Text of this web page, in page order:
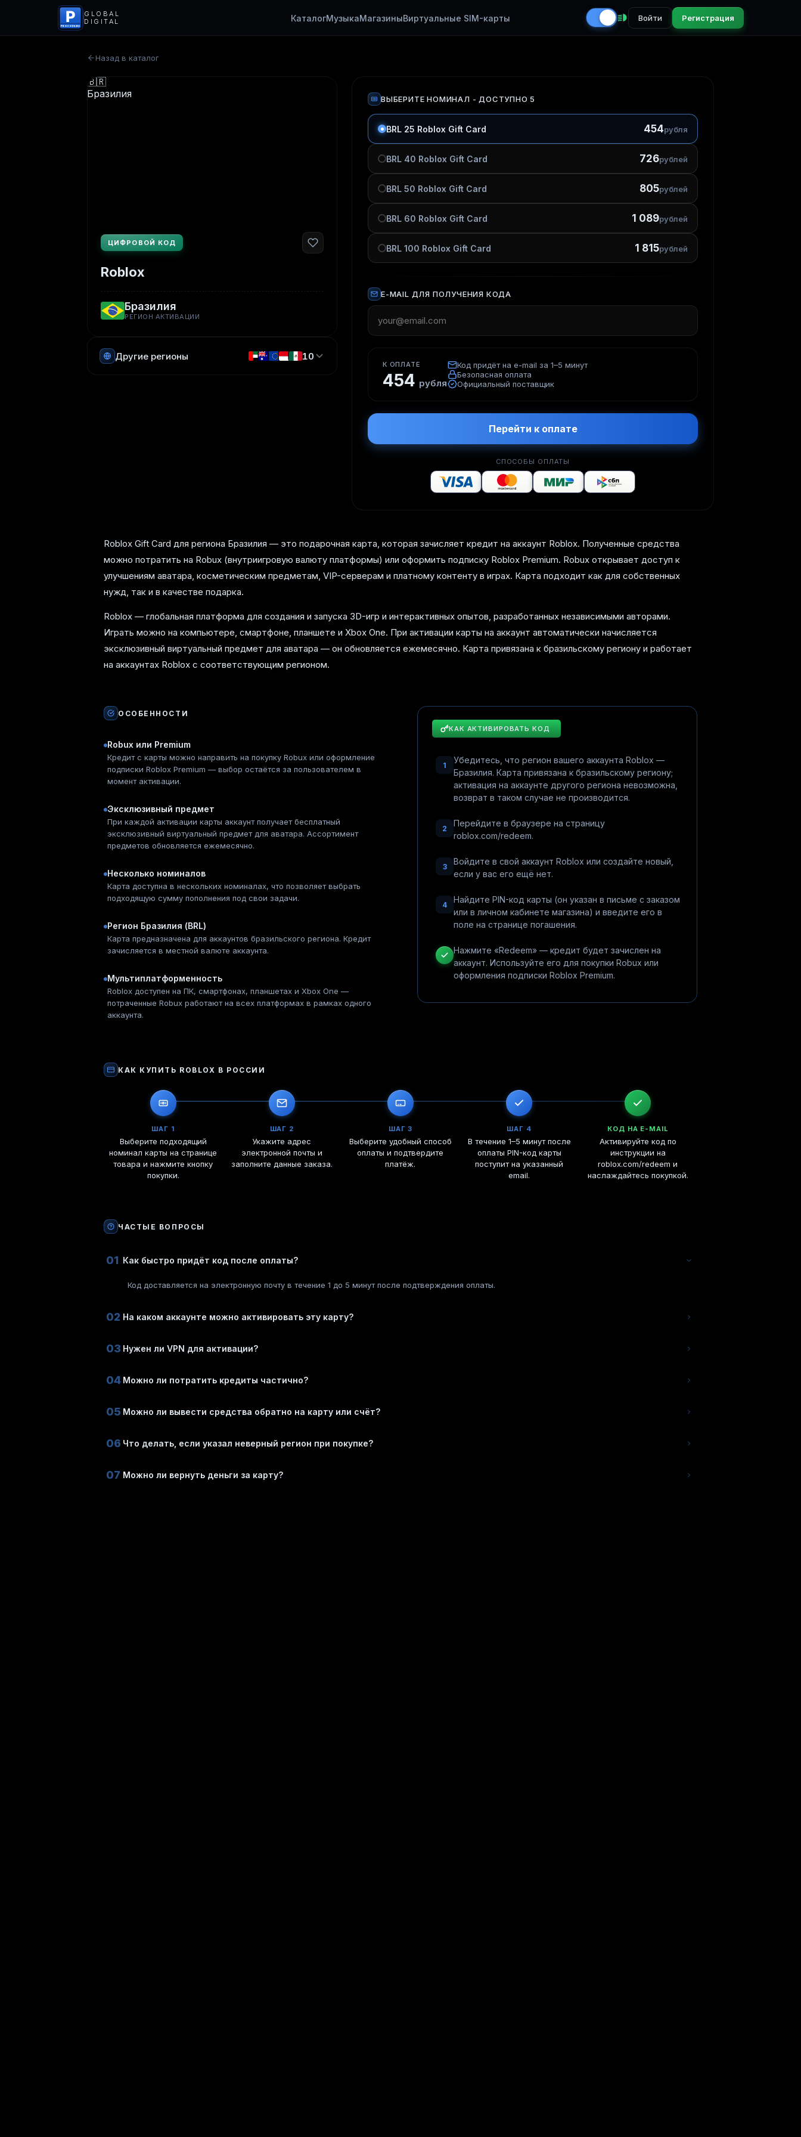
P
PROCODS.RU
GLOBAL
DIGITAL
КаталогМузыкаМагазиныВиртуальные SIM-карты Войти Регистрация
Назад в каталог
ЦИФРОВОЙ КОД
Roblox
Бразилия
РЕГИОН АКТИВАЦИИ
Другие регионы 10
ВЫБЕРИТЕ НОМИНАЛ - ДОСТУПНО 5
BRL 25 Roblox Gift Card 454рубля
BRL 40 Roblox Gift Card 726рублей
BRL 50 Roblox Gift Card 805рублей
BRL 60 Roblox Gift Card 1 089рублей
BRL 100 Roblox Gift Card 1 815рублей
E-MAIL ДЛЯ ПОЛУЧЕНИЯ КОДА
К ОПЛАТЕ
454 рубля
Код придёт на e-mail за 1–5 минут
Безопасная оплата
Официальный поставщик
Перейти к оплате
СПОСОБЫ ОПЛАТЫ
Roblox Gift Card для региона Бразилия — это подарочная карта, которая зачисляет кредит на аккаунт Roblox. Полученные средства
можно потратить на Robux (внутриигровую валюту платформы) или оформить подписку Roblox Premium. Robux открывает доступ к
улучшениям аватара, косметическим предметам, VIP-серверам и платному контенту в играх. Карта подходит как для собственных
нужд, так и в качестве подарка.
Roblox — глобальная платформа для создания и запуска 3D-игр и интерактивных опытов, разработанных независимыми авторами.
Играть можно на компьютере, смартфоне, планшете и Xbox One. При активации карты на аккаунт автоматически начисляется
эксклюзивный виртуальный предмет для аватара — он обновляется ежемесячно. Карта привязана к бразильскому региону и работает
на аккаунтах Roblox с соответствующим регионом.
ОСОБЕННОСТИ
Robux или Premium
Кредит с карты можно направить на покупку Robux или оформление
подписки Roblox Premium — выбор остаётся за пользователем в
момент активации.
Эксклюзивный предмет
При каждой активации карты аккаунт получает бесплатный
эксклюзивный виртуальный предмет для аватара. Ассортимент
предметов обновляется ежемесячно.
Несколько номиналов
Карта доступна в нескольких номиналах, что позволяет выбрать
подходящую сумму пополнения под свои задачи.
Регион Бразилия (BRL)
Карта предназначена для аккаунтов бразильского региона. Кредит
зачисляется в местной валюте аккаунта.
Мультиплатформенность
Roblox доступен на ПК, смартфонах, планшетах и Xbox One —
потраченные Robux работают на всех платформах в рамках одного
аккаунта.
КАК АКТИВИРОВАТЬ КОД
1
Убедитесь, что регион вашего аккаунта Roblox —
Бразилия. Карта привязана к бразильскому региону;
активация на аккаунте другого региона невозможна,
возврат в таком случае не производится.
2
Перейдите в браузере на страницу
roblox.com/redeem.
3
Войдите в свой аккаунт Roblox или создайте новый,
если у вас его ещё нет.
4
Найдите PIN-код карты (он указан в письме с заказом
или в личном кабинете магазина) и введите его в
поле на странице погашения.
Нажмите «Redeem» — кредит будет зачислен на
аккаунт. Используйте его для покупки Robux или
оформления подписки Roblox Premium.
КАК КУПИТЬ ROBLOX В РОССИИ
ШАГ 1
Выберите подходящий
номинал карты на странице
товара и нажмите кнопку
покупки.
ШАГ 2
Укажите адрес
электронной почты и
заполните данные заказа.
ШАГ 3
Выберите удобный способ
оплаты и подтвердите
платёж.
ШАГ 4
В течение 1–5 минут после
оплаты PIN-код карты
поступит на указанный
email.
КОД НА E-MAIL
Активируйте код по
инструкции на
roblox.com/redeem и
наслаждайтесь покупкой.
ЧАСТЫЕ ВОПРОСЫ
01 Как быстро придёт код после оплаты?
Код доставляется на электронную почту в течение 1 до 5 минут после подтверждения оплаты.
02 На каком аккаунте можно активировать эту карту?
03 Нужен ли VPN для активации?
04 Можно ли потратить кредиты частично?
05 Можно ли вывести средства обратно на карту или счёт?
06 Что делать, если указал неверный регион при покупке?
07 Можно ли вернуть деньги за карту?